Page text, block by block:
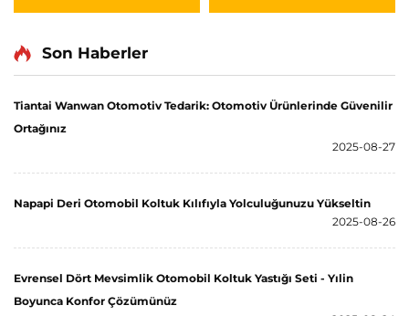
Plüşt Kürk Kaplı Araba
Son Haberler
Tiantai Wanwan Otomotiv Tedarik: Otomotiv Ürünlerinde Güvenilir
Ortağınız
2025-08-27
Napapi Deri Otomobil Koltuk Kılıfıyla Yolculuğunuzu Yükseltin
2025-08-26
Evrensel Dört Mevsimlik Otomobil Koltuk Yastığı Seti - Yılin
Boyunca Konfor Çözümünüz